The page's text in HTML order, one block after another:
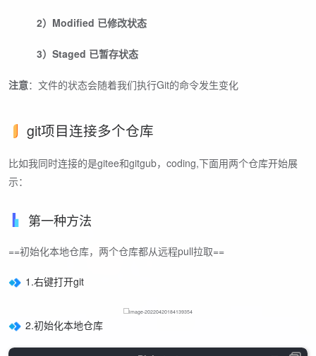
2）Modified 已修改状态
3）Staged 已暂存状态
注意：文件的状态会随着我们执行Git的命令发生变化
git项目连接多个仓库
比如我同时连接的是gitee和gitgub，coding,下面用两个仓库开始展
示：
第一种方法
==初始化本地仓库，两个仓库都从远程pull拉取==
1.右键打开git
2.初始化本地仓库